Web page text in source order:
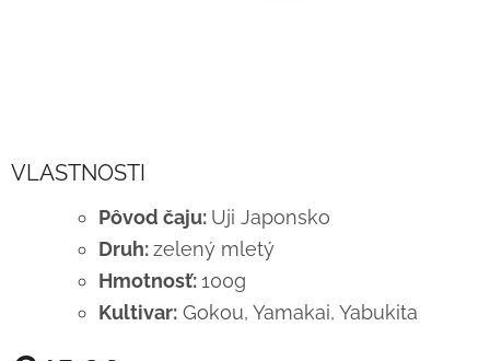
VLASTNOSTI
Pôvod čaju: Uji Japonsko
Druh:zelený mletý
Hmotnosť:100g
Kultivar: Gokou, Yamakai, Yabukita